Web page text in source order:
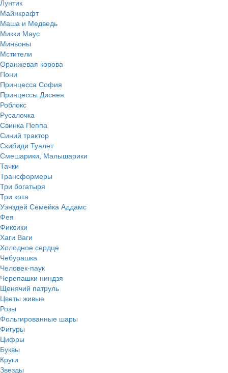
Лунтик
Майнкрафт
Маша и Медведь
Микки Маус
Миньоны
Мстители
Оранжевая корова
Пони
Принцесса София
Принцессы Диснея
Роблокс
Русалочка
Свинка Пеппа
Синий трактор
Скибиди Туалет
Смешарики, Малышарики
Тачки
Трансформеры
Три богатыря
Три кота
Уэнздей Семейка Аддамс
Фея
Фиксики
Хаги Ваги
Холодное сердце
Чебурашка
Человек-паук
Черепашки ниндзя
Щенячий патруль
Цветы живые
Розы
Фольгированные шары
Фигуры
Цифры
Буквы
Круги
Звезды